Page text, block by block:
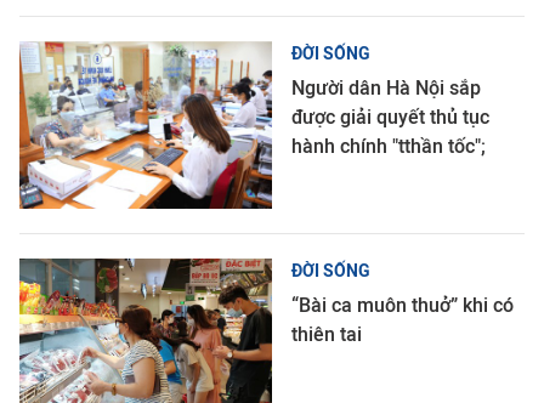
ĐỜI SỐNG
Người dân Hà Nội sắp
được giải quyết thủ tục
hành chính "tthần tốc";
ĐỜI SỐNG
“Bài ca muôn thuở” khi có
thiên tai